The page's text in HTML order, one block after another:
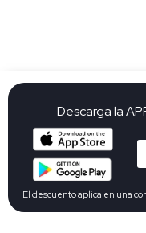
Descarga la
El descuento aplica en una